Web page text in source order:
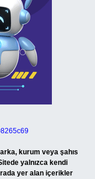
kurum veya şahıs
yalnızca kendi
yer alan içerikler